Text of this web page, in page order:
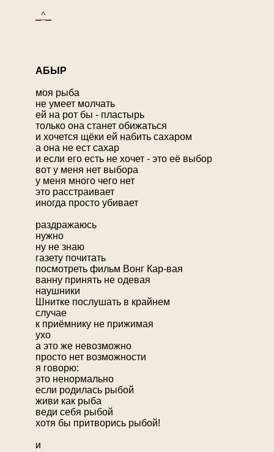
_^_
А БЫР
моя рыба
не умеет молчать
ей на рот бы - пластырь
только она станет обижаться
и хочется щёки ей набить сахаром
а она не ест сахар
и если его есть не хочет - это её выбор
вот у меня нет выбора
у меня много чего нет
это расстраивает
иногда просто убивает
раздражаюсь
нужно
ну не знаю
газету почитать
посмотреть фильм Вонг Кар-вая
ванну принять не одевая
наушники
Шнитке послушать в крайнем
случае
к приёмнику не прижимая
ухо
а это же невозможно
просто нет возможности
я говорю:
это ненормально
если родилась рыбой
живи как рыба
веди себя рыбой
хотя бы притворись рыбой!
и